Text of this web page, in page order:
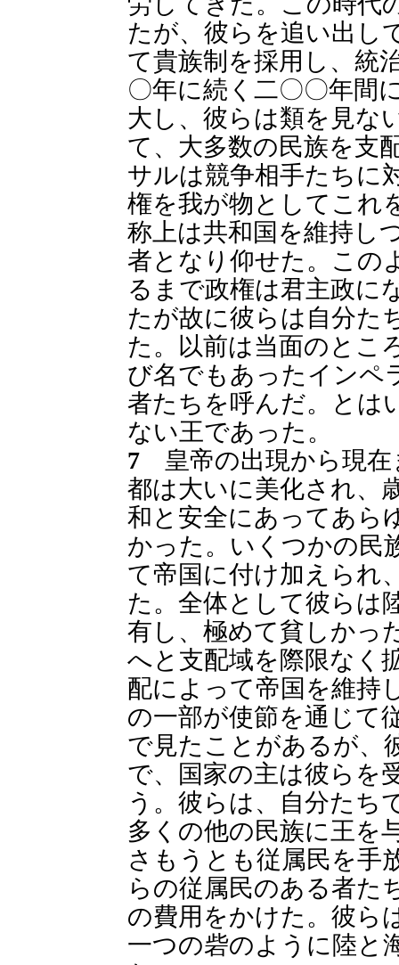
たが、彼らを追い出し
て貴族制を採用し、統
〇年に続く二〇〇年間
大し、彼らは類を見な
て、大多数の民族を支
サルは競争相手たちに
権を我が物としてこれ
称上は共和国を維持し
者となり仰せた。この
るまで政権は君主政に
たが故に彼らは自分た
た。以前は当面のとこ
び名でもあったインペ
者たちを呼んだ。とは
ない王であった。
7 皇帝の出現から現在
都は大いに美化され、
和と安全にあってあら
かった。いくつかの民
て帝国に付け加えられ
た。全体として彼らは
有し、極めて貧しかっ
へと支配域を際限なく
配によって帝国を維持
の一部が使節を通じて
で見たことがあるが、
で、国家の主は彼らを
う。彼らは、自分たち
多くの他の民族に王を
さもうとも従属民を手
らの従属民のある者た
の費用をかけた。彼ら
一つの砦のように陸と